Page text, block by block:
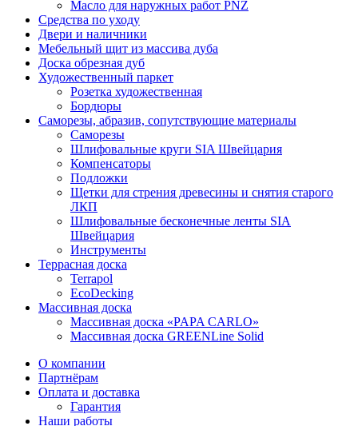
Масло для наружных работ PNZ
Средства по уходу
Двери и наличники
Мебельный щит из массива дуба
Доска обрезная дуб
Художественный паркет
Розетка художественная
Бордюры
Саморезы, абразив, сопутствующие материалы
Саморезы
Шлифовальные круги SIA Швейцария
Компенсаторы
Подложки
Щетки для стрения древесины и снятия старого
ЛКП
Шлифовальные бесконечные ленты SIA
Швейцария
Инструменты
Террасная доска
Terrapol
EcoDecking
Массивная доска
Массивная доска «PAPA CARLO»
Массивная доска GREENLine Solid
О компании
Партнёрам
Оплата и доставка
Гарантия
Наши работы